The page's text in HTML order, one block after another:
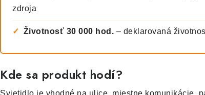
zdroja
✓ Životnosť 30 000 hod. – deklarovaná
Kde sa produkt hodí?
Svietidlo je vhodné na ulice, miestne komunikácie,